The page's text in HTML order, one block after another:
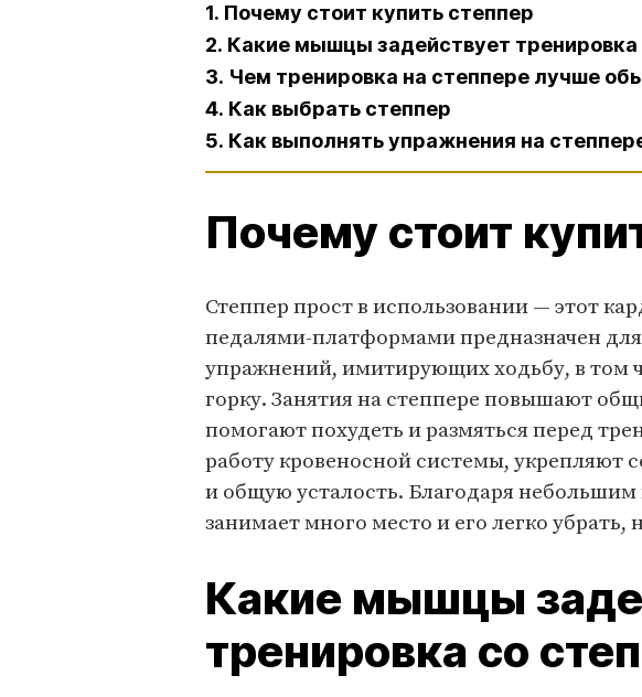
1. Почему стоит купить степпер
2. Какие мышцы задействует тренировка
3. Чем тренировка на степпере лучше
4. Как выбрать степпер
5. Как выполнять упражнения на
Почему стоит
Степпер прост в использовании — этот
педалями-платформами предназначен
упражнений, имитирующих ходьбу, в том
горку. Занятия на степпере повышают
помогают похудеть и размяться перед
работу кровеносной системы, укрепляют
и общую усталость. Благодаря небольшим
занимает много место и его легко убрать,
Какие мышцы
тренировка со